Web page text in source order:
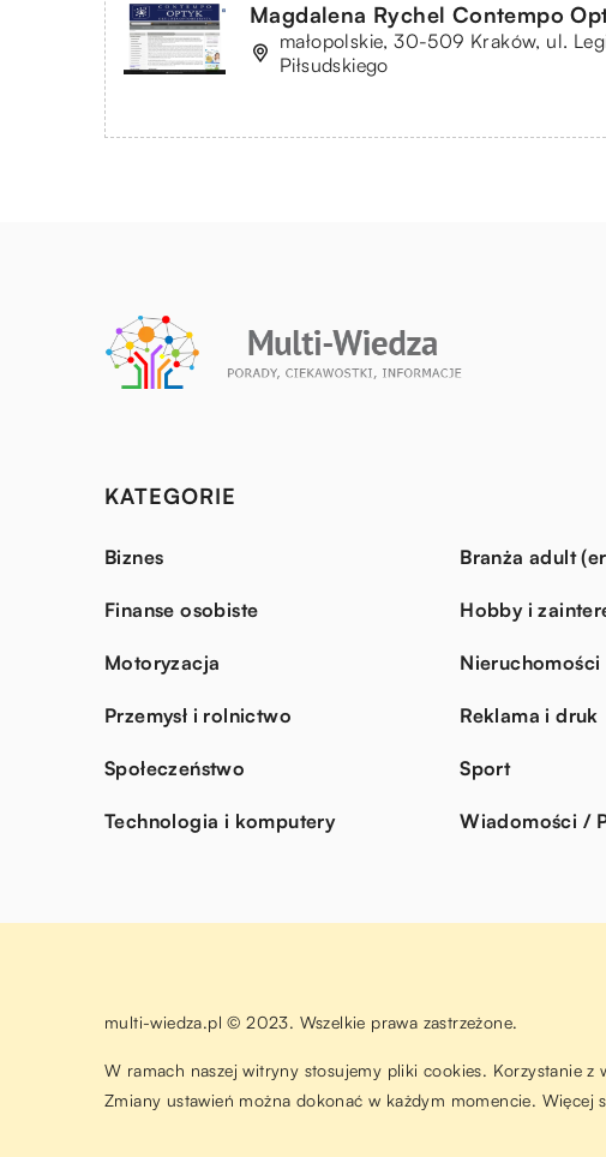
Magdalena Rychel Contempo
małopolskie, 30-509 Kraków, ul.
Piłsudskiego
KATEGORIE
Biznes Branża adult
Finanse osobiste Hobby i
Motoryzacja Nieruchomości
Przemysł i rolnictwo Reklama i druk
Społeczeństwo Sport
Technologia i komputery Wiadomości /
multi-wiedza.pl © 2023. Wszelkie prawa zastrzeżone.
W ramach naszej witryny stosujemy pliki cookies. Korzystanie
Zmiany ustawień można dokonać w każdym momencie. Więcej